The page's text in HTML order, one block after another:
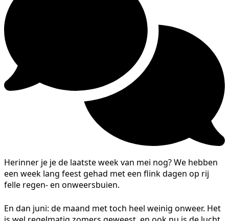
Herinner je je de laatste week van mei nog? We hebben
een week lang feest gehad met een flink dagen op rij
felle regen- en onweersbuien.
En dan juni: de maand met toch heel weinig onweer. Het